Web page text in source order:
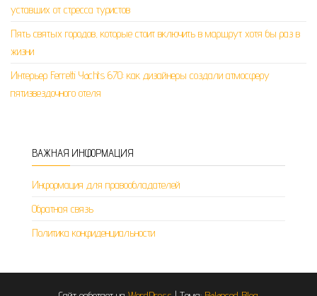
уставших от стресса туристов
Пять святых городов, которые стоит включить в маршрут хотя бы раз в
жизни
Интерьер Ferretti Yachts 670: как дизайнеры создали атмосферу
пятизвездочного отеля
ВАЖНАЯ ИНФОРМАЦИЯ
Информация для правообладателей
Обратная связь
Политика конфиденциальности